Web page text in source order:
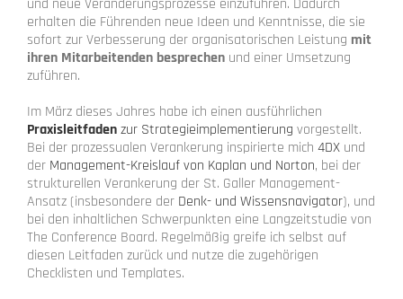
und neue Veränderungsprozesse einzuführen. Dadurch
erhalten die Führenden neue Ideen und Kenntnisse, die sie
sofort zur Verbesserung der organisatorischen Leistung mit
ihren Mitarbeitenden besprechen und einer Umsetzung
zuführen.
Im März dieses Jahres habe ich einen ausführlichen
Praxisleitfadenzur Strategieimplementierung vorgestellt.
Bei der prozessualen Verankerung inspirierte mich 4DX und
der Management-Kreislauf von Kaplan und Norton, bei der
strukturellen Verankerung der St. Galler Management-
Ansatz (insbesondere der Denk- und Wissensnavigator), und
bei den inhaltlichen Schwerpunkten eine Langzeitstudie von
The Conference Board. Regelmäßig greife ich selbst auf
diesen Leitfaden zurück und nutze die zugehörigen
Checklisten und Templates.